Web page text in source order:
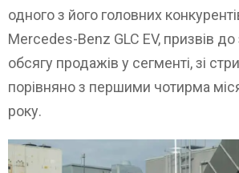
одного з його головних
Mercedes-Benz GLC EV, призвів до
обсягу продажів у сегменті, зі
порівняно з першими чотирма
року.